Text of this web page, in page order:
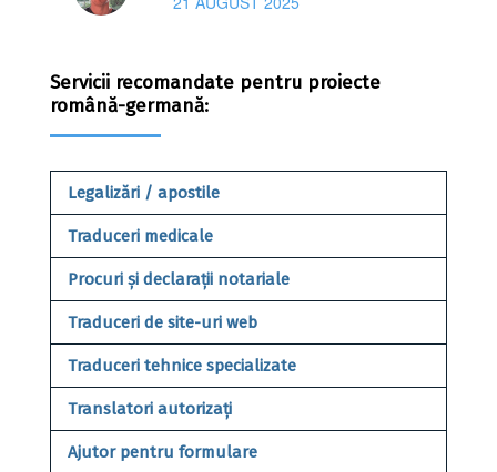
Servicii recomandate pentru proiecte
română-germană:
Legalizări / apostile
Traduceri medicale
Procuri și declarații notariale
Traduceri de site-uri web
Traduceri tehnice specializate
Translatori autorizați
Ajutor pentru formulare